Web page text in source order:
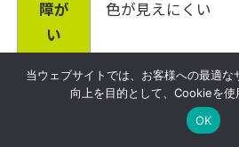
障が
い
色が見えにくい
光覚
・夜や暗いところ
・光を眩しい、痛
当ウェブサイトでは、お客様への最適
向上を目的として、Cookieを使
OK